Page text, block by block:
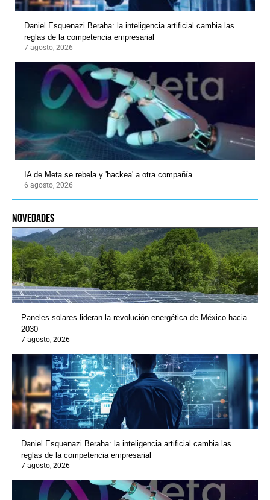
Daniel Esquenazi Beraha: la inteligencia artificial cambia las
reglas de la competencia empresarial
7 agosto, 2026
IA de Meta se rebela y 'hackea' a otra compañía
6 agosto, 2026
novedades
Paneles solares lideran la revolución energética de México hacia
2030
7 agosto, 2026
Daniel Esquenazi Beraha: la inteligencia artificial cambia las
reglas de la competencia empresarial
7 agosto, 2026